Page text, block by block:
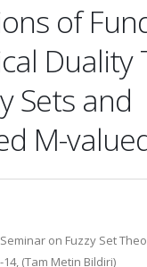
of
Duality
Sets and
M-
on Fuzzy Set
14, (Tam Metin Bildiri)